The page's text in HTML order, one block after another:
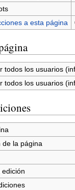
a esta página
todos los usuarios
todos los usuarios
de la página